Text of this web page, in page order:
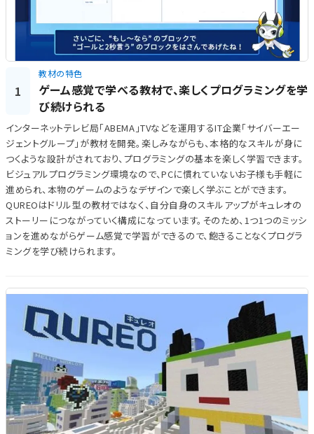
1
教材の特色
ゲーム感覚で学べる教材で、楽しくプログラミングを学
び続けられる
インターネットテレビ局「ABEMA」TVなどを運用するIT企業「サイバーエー
ジェントグループ」が教材を開発。楽しみながらも、本格的なスキルが身に
つくような設計がされており、プログラミングの基本を楽しく学習できます。
ビジュアルプログラミング環境なので、PCに慣れていないお子様も手軽に
進められ、本物のゲームのようなデザインで楽しく学ぶことができます。
QUREOはドリル型の教材ではなく、自分自身のスキルアップがキュレオの
ストーリーにつながっていく構成になっています。そのため、1つ1つのミッシ
ョンを進めながらゲーム感覚で学習ができるので、飽きることなくプログラ
ミングを学び続けられます。